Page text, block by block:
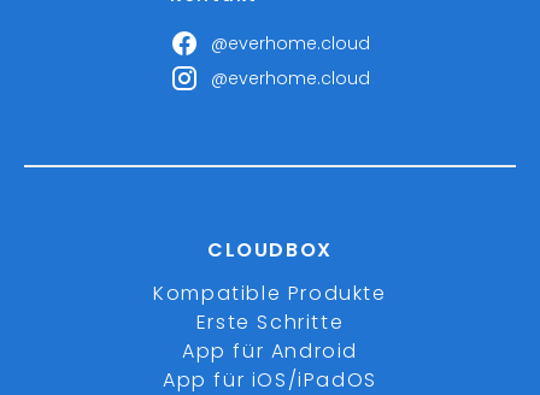
@everhome.cloud
@everhome.cloud
CLOUDBOX
Kompatible Produkte
Erste Schritte
App für Android
App für iOS/iPadOS